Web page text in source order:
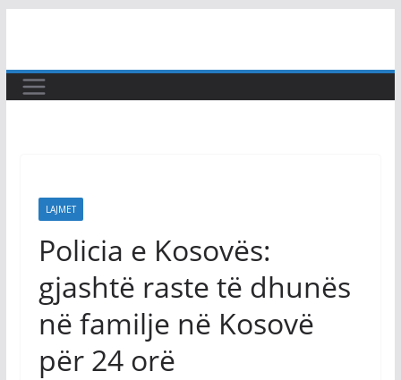
content
LAJMET
Policia e Kosovës:
gjashtë raste të dhunës
në familje në Kosovë
për 24 orë